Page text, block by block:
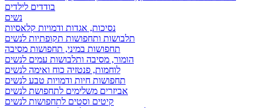
בודדים לילדים
נשים
נסיכות, אגדות ודמויות קלאסיות
תלבושות ותחפושות תקופתיות לנשים
תחפושות במיני, תחפושות מסיבה
הומור, מסיבה ותלבושות עמים לנשים
לוחמות, פנטזיה כוח ואימה לנשים
תחפושות חיות ודמויות טבע לנשים
אביזרים משלימים לתחפושת לנשים
קיטים וסטים לתחפושות לנשים